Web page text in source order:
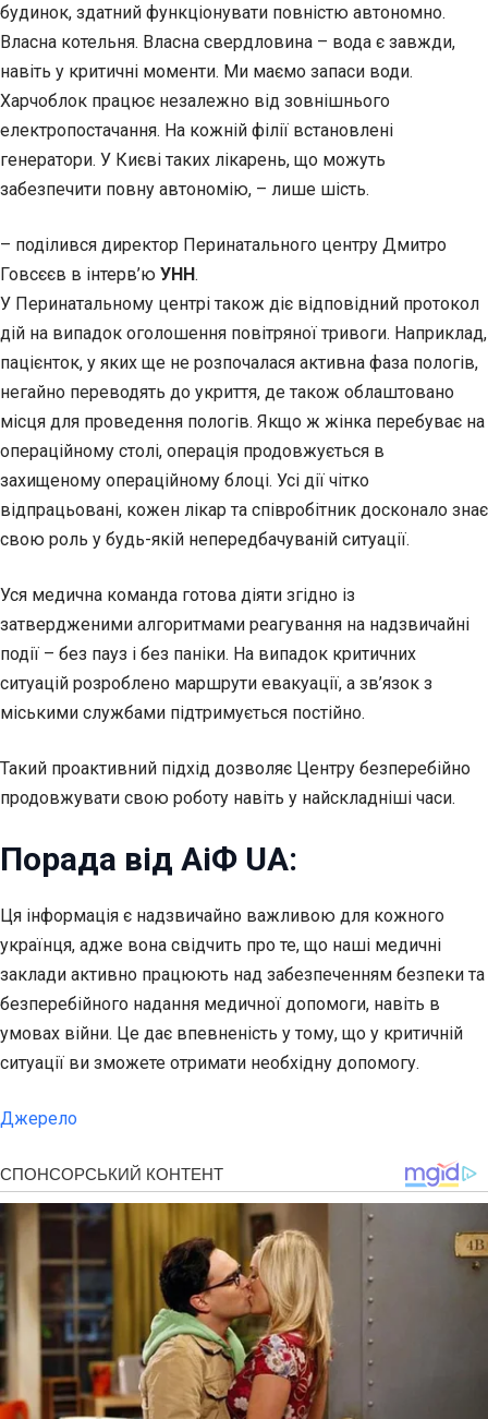
будинок, здатний функціонувати повністю автономно.
Власна котельня. Власна свердловина – вода є завжди,
навіть у критичні моменти. Ми маємо запаси води.
Харчоблок працює незалежно від зовнішнього
електропостачання. На кожній філії встановлені
генератори. У Києві таких лікарень, що можуть
забезпечити повну автономію, – лише шість.
– поділився директор Перинатального центру Дмитро
Говсєєв в інтерв’ю УНН.
У Перинатальному центрі також діє відповідний протокол
дій на випадок оголошення повітряної тривоги. Наприклад,
пацієнток, у яких ще не розпочалася активна фаза пологів,
негайно переводять до укриття, де також облаштовано
місця для проведення пологів. Якщо ж жінка перебуває на
операційному столі, операція продовжується в
захищеному операційному блоці. Усі дії чітко
відпрацьовані, кожен лікар та співробітник досконало знає
свою роль у будь-якій непередбачуваній ситуації.
Уся медична команда готова діяти згідно із
затвердженими алгоритмами реагування на надзвичайні
події – без пауз і без паніки. На випадок критичних
ситуацій розроблено маршрути евакуації, а зв’язок з
міськими службами підтримується постійно.
Такий проактивний підхід дозволяє Центру безперебійно
продовжувати свою роботу навіть у найскладніші часи.
Порада від АіФ UA:
Ця інформація є надзвичайно важливою для кожного
українця, адже вона свідчить про те, що наші медичні
заклади активно працюють над забезпеченням безпеки та
безперебійного надання медичної допомоги, навіть в
умовах війни. Це дає впевненість у тому, що у критичній
ситуації ви зможете отримати необхідну допомогу.
Джерело